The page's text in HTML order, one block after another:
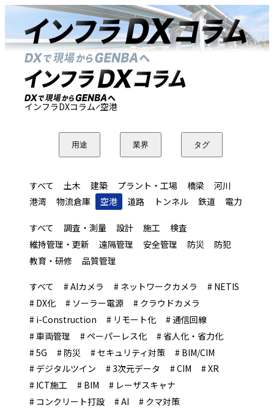
インフラDXコラム 空港
用途 業界 タグ
すべて 土木 建築 プラント・工場 橋梁
河川
港湾
物流倉庫 空港 道路 トンネル 鉄道 電力
すべて 調査・測量 設計 施工
検査
維持管理・更新
遠隔管理 安全管理 防災
防犯
教育・研修
品質管理
すべて # AIカメラ # ネットワークカメラ
# NETIS
# DX化
# ソーラー電源
# クラウドカメラ
# i-Construction
# リモート化
# 通信回線
# 車両管理
# ペーパーレス化
# 省人化・省力化
# 5G
# 防災 # セキュリティ対策
# BIM/CIM
# デジタルツイン
# 3次元データ # CIM
# XR
# ICT施工
# BIM
# レーザスキャナ
# コンクリート打設
# AI
# クマ対策